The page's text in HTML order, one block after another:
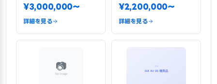
¥3,000,000〜
詳細を見る
¥2,200,000〜
詳細を見る